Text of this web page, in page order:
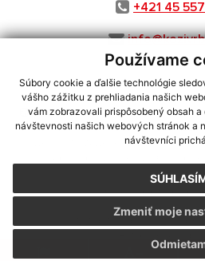
Používame
Súbory cookie a ďalšie technológie
vášho zážitku z prehliadania našich
vám zobrazovali prispôsobený obsah
návštevnosti našich webových stránok a
návštevníci
Zmeniť moje
+421 45
využite možnosť získavania
CMS systém (redakčný) systém
webex.digital, s.r.o.,
Posledná
Vytlačiť stránku|